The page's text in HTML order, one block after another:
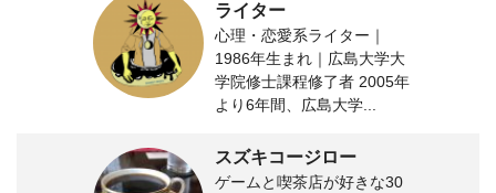
ライター
心理・恋愛系ライター｜
1986年生まれ｜広島大学大
学院修士課程修了者 2005年
より6年間、広島大学...
スズキコージロー
ゲームと喫茶店が好きな30